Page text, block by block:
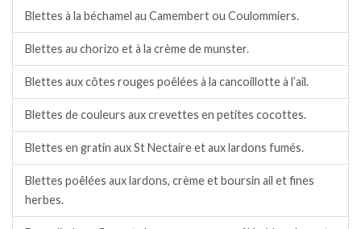
Blettes à la béchamel au Camembert ou Coulommiers.
Blettes au chorizo et à la crème de munster.
Blettes aux côtes rouges poêlées à la cancoillotte à l’ail.
Blettes de couleurs aux crevettes en petites cocottes.
Blettes en gratin aux St Nectaire et aux lardons fumés.
Blettes poêlées aux lardons, crème et boursin ail et fines
herbes.